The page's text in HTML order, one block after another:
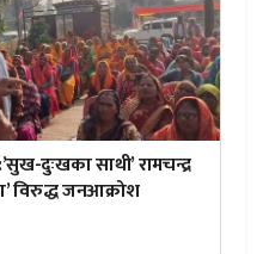
दुःखका साथी’ रामचन्द्र
विरुद्ध जनआक्रोश